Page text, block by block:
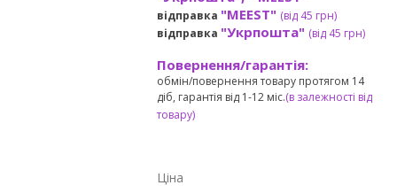
відправка "MEEST" (від 45 грн)
відправка "Укрпошта" (від 45 грн)
Повернення/гарантія:
обмін/повернення товару протягом 14
діб, гарантія від 1-12 міс.(в залежності від
товару)
Ціна